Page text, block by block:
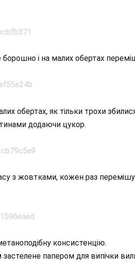
і на малих обертах
обертах, як тільки трохи
додаючи цукор.
з жовтками, кожен раз
консистенцію.
папером для випічки